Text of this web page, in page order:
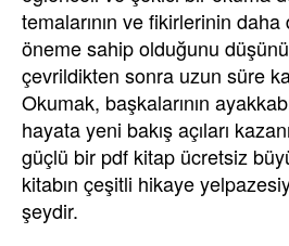
temalarının ve fikirlerinin
öneme sahip olduğunu
çevrildikten sonra uzun süre
Okumak, başkalarının
hayata yeni bakış açıları
güçlü bir pdf kitap ücretsiz
kitabın çeşitli hikaye
şeydir.